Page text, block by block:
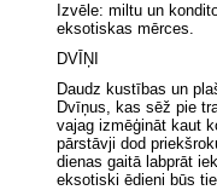
Izvēle: miltu un
eksotiskas mērces.
DVĪŅI
Daudz kustības un
Dvīņus, kas sēž pie
vajag izmēģināt kaut
pārstāvji dod
dienas gaitā labprāt
eksotiski ēdieni būs